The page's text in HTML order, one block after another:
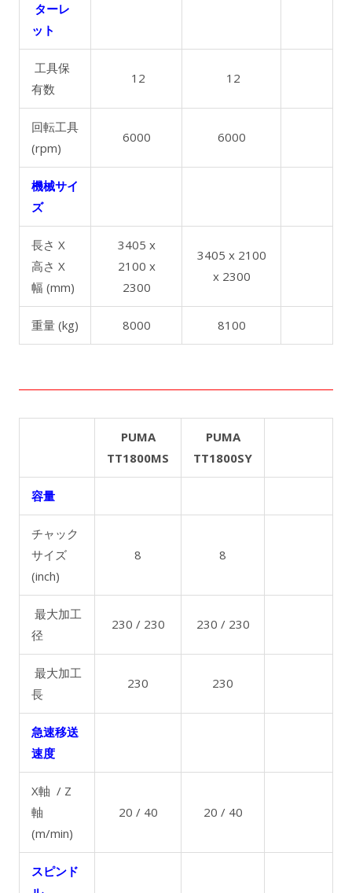
ターレ
ット
工具保
有数
12 12
回転工具
(rpm)
6000 6000
機械サイ
ズ
長さ X
高さ X
幅 (mm)
3405 x
2100 x
2300
3405 x 2100
x 2300
重量 (kg) 8000 8100
PUMA
TT1800MS
PUMA
TT1800SY
容量
チャック
サイズ
(inch)
8 8
最大加工
径
230 / 230 230 / 230
最大加工
長
230 230
急速移送
速度
X軸 / Z
軸
(m/min)
20 / 40 20 / 40
スピンド